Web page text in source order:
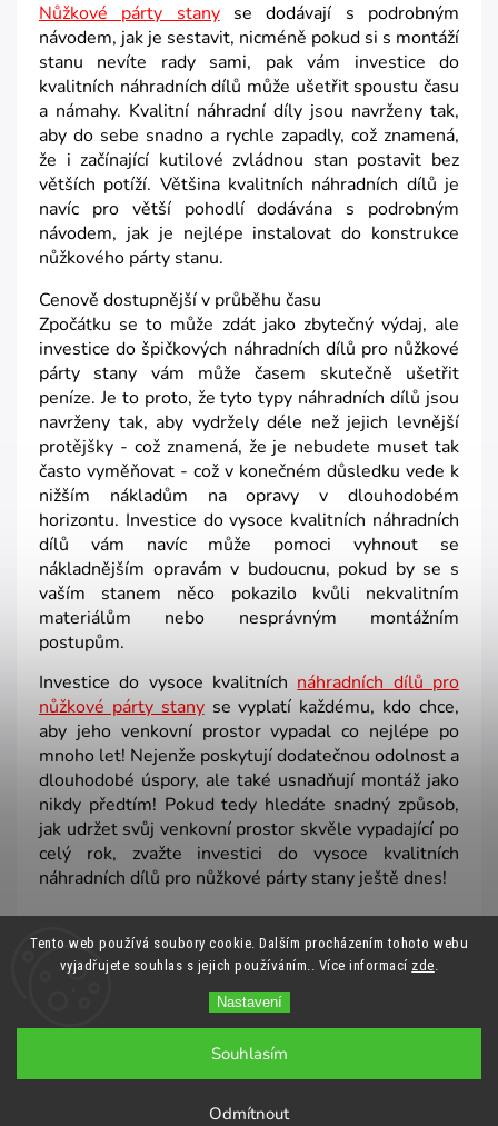
Tento web používá soubory cookie. Dalším procházením tohoto webu
vyjadřujete souhlas s jejich používáním.. Více informací zde.
Nastavení
Odmítnout
Souhlasím
Nůžkové párty stanyse dodávají s podrobným
návodem, jak je sestavit, nicméně pokud si s montáží
stanu nevíte rady sami, pak vám investice do
kvalitních náhradních dílů může ušetřit spoustu času
a námahy. Kvalitní náhradní díly jsou navrženy tak,
aby do sebe snadno a rychle zapadly, což znamená,
že i začínající kutilové zvládnou stan postavit bez
větších potíží. Většina kvalitních náhradních dílů je
navíc pro větší pohodlí dodávána s podrobným
návodem, jak je nejlépe instalovat do konstrukce
nůžkového párty stanu.
Cenově dostupnější v průběhu času
Zpočátku se to může zdát jako zbytečný výdaj, ale
investice do špičkových náhradních dílů pro nůžkové
párty stany vám může časem skutečně ušetřit
peníze. Je to proto, že tyto typy náhradních dílů jsou
navrženy tak, aby vydržely déle než jejich levnější
protějšky - což znamená, že je nebudete muset tak
často vyměňovat - což v konečném důsledku vede k
nižším nákladům na opravy v dlouhodobém
horizontu. Investice do vysoce kvalitních náhradních
dílů vám navíc může pomoci vyhnout se
nákladnějším opravám v budoucnu, pokud by se s
vaším stanem něco pokazilo kvůli nekvalitním
materiálům nebo nesprávným montážním
postupům.
Investice do vysoce kvalitních náhradních dílů pro
nůžkové párty stanyse vyplatí každému, kdo chce,
aby jeho venkovní prostor vypadal co nejlépe po
mnoho let! Nejenže poskytují dodatečnou odolnost a
dlouhodobé úspory, ale také usnadňují montáž jako
nikdy předtím! Pokud tedy hledáte snadný způsob,
jak udržet svůj venkovní prostor skvěle vypadající po
celý rok, zvažte investici do vysoce kvalitních
náhradních dílů pro nůžkové párty stany ještě dnes!
Předchozí článek Další článek